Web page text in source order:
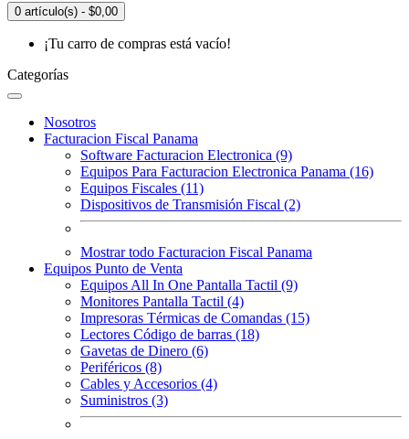
0 artículo(s) - $0,00
¡Tu carro de compras está vacío!
Categorías
Nosotros
Facturacion Fiscal Panama
Software Facturacion Electronica (9)
Equipos Para Facturacion Electronica Panama (16)
Equipos Fiscales (11)
Dispositivos de Transmisión Fiscal (2)
Mostrar todo Facturacion Fiscal Panama
Equipos Punto de Venta
Equipos All In One Pantalla Tactil (9)
Monitores Pantalla Tactil (4)
Impresoras Térmicas de Comandas (15)
Lectores Código de barras (18)
Gavetas de Dinero (6)
Periféricos (8)
Cables y Accesorios (4)
Suministros (3)